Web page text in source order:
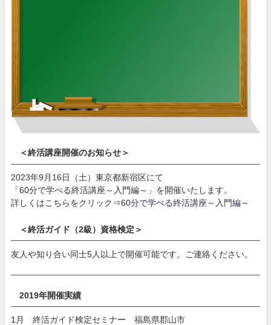
＜終活講座開催のお知らせ＞
2023年9月16日（土）東京都新宿区にて
「60分で学べる終活講座～入門編～」を開催いたします。
詳しくはこちらをクリック⇒60分で学べる終活講座～入門編～
＜終活ガイド（2級）資格検定＞
友人や知り合い同士5人以上で開催可能です。ご連絡ください。
2019年開催実績
1月 終活ガイド検定セミナー 福島県郡山市